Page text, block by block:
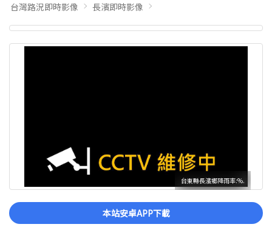
台灣路況即時影像 長濱即時影像
台東縣長濱鄉降雨率:%.
本站安卓APP下載